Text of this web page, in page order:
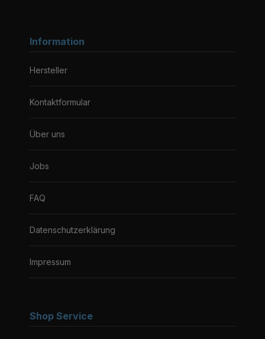
Information
Hersteller
Kontaktformular
Über uns
Jobs
FAQ
Datenschutzerklärung
Impressum
Shop Service